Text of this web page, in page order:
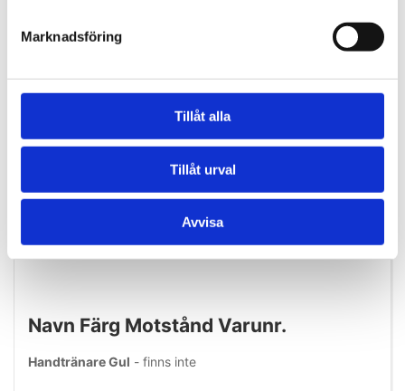
Marknadsföring
Tillåt alla
Tillåt urval
Avvisa
perfekta valet till rehabilitering eller som en anti-stressboll
vid datorn eller framför TV:n. Blå och svart som är mer
lämplig för hantverkare, atleter och elitidrottare.
användas till värmebehandling eller kylas ned i frysen, för
kylbehandling.
Theraband Handtränare Xtrainer XL-modeller 5 x 6;5 cm,
fås i dessa olika modeller:
Navn Färg Motstånd Varunr.
Handtränare Gul - finns inte